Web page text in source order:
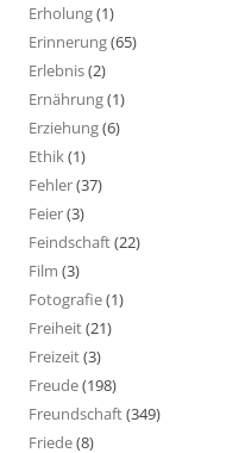
Erholung(1)
Erinnerung(65)
Erlebnis(2)
Ernährung(1)
Erziehung(6)
Ethik(1)
Fehler(37)
Feier(3)
Feindschaft(22)
Film (3)
Fotografie(1)
Freiheit(21)
Freizeit(3)
Freude(198)
Freundschaft(349)
Friede(8)